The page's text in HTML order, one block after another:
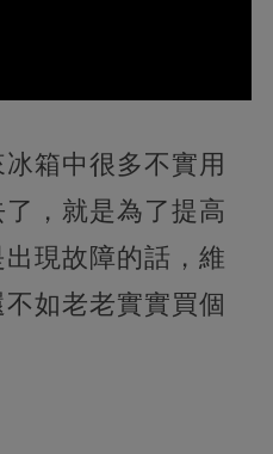
箱中很多不實用
，就是為了提高
現故障的話，維
如老老實實買個